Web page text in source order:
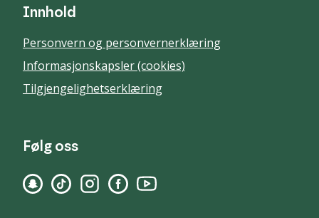
Innhold
Personvern og personvernerklæring
Informasjonskapsler (cookies)
Tilgjengelighetserklæring
Følg oss